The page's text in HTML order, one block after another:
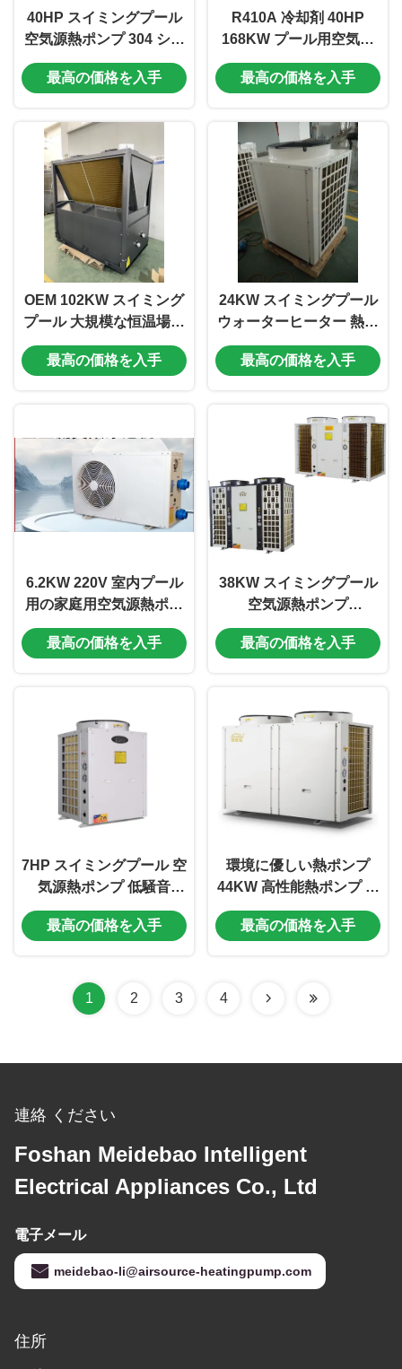
40HP スイミングプール
空気源熱ポンプ 304 シー
トメタル 304 シェルチタ
ンチューブ
最高の価格を入手
R410A 冷却剤 40HP
168KW プール用空気源
熱ポンプ
最高の価格を入手
OEM 102KW スイミング
プール 大規模な恒温場所
のための空気源熱ポンプ
最高の価格を入手
24KW スイミングプール
ウォーターヒーター 熱ポ
ンプ R32 高電力/効率
最高の価格を入手
6.2KW 220V 室内プール
用の家庭用空気源熱ポン
プ
最高の価格を入手
38KW スイミングプール
空気源熱ポンプ
3N/220V/60HZ 低騒音操
作
最高の価格を入手
7HP スイミングプール 空
気源熱ポンプ 低騒音
3/380V/50Hz 電源
最高の価格を入手
環境に優しい熱ポンプ
44KW 高性能熱ポンプ プ
ール
最高の価格を入手
1 2 3 4
連絡 ください
Foshan Meidebao Intelligent
Electrical Appliances Co., Ltd
電子メール
meidebao-li@airsource-heatingpump.com
住所